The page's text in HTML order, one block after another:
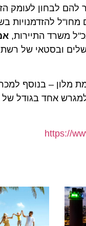
לבחון לעומק
להזדמנויות
משרד התיירות,אמיר
ובסטאי של רשת
– בנוסף